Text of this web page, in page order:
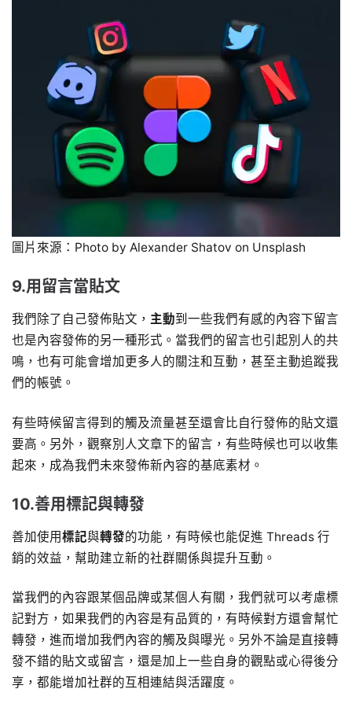
圖片來源：Photo by Alexander Shatov on Unsplash
9.用留言當貼文
我們除了自己發佈貼文， 主動到一些我們有感的內容下留言
也是內容發佈的另一種形式。當我們的留言也引起別人的共
鳴，也有可能會增加更多人的關注和互動，甚至主動追蹤我
們的帳號。
有些時候留言得到的觸及流量甚至還會比自行發佈的貼文還
要高。另外，觀察別人文章下的留言，有些時候也可以收集
起來，成為我們未來發佈新內容的基底素材。
10.善用標記與轉發
善加使用標記與轉發的功能，有時候也能促進 Threads 行
銷的效益，幫助建立新的社群關係與提升互動。
當我們的內容跟某個品牌或某個人有關，我們就可以考慮標
記對方，如果我們的內容是有品質的，有時候對方還會幫忙
轉發，進而增加我們內容的觸及與曝光。另外不論是直接轉
發不錯的貼文或留言，還是加上一些自身的觀點或心得後分
享，都能增加社群的互相連結與活躍度。